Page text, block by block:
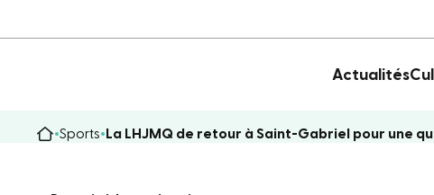
Actualités
Sports La LHJMQ de retour à Saint-Gabriel pour une